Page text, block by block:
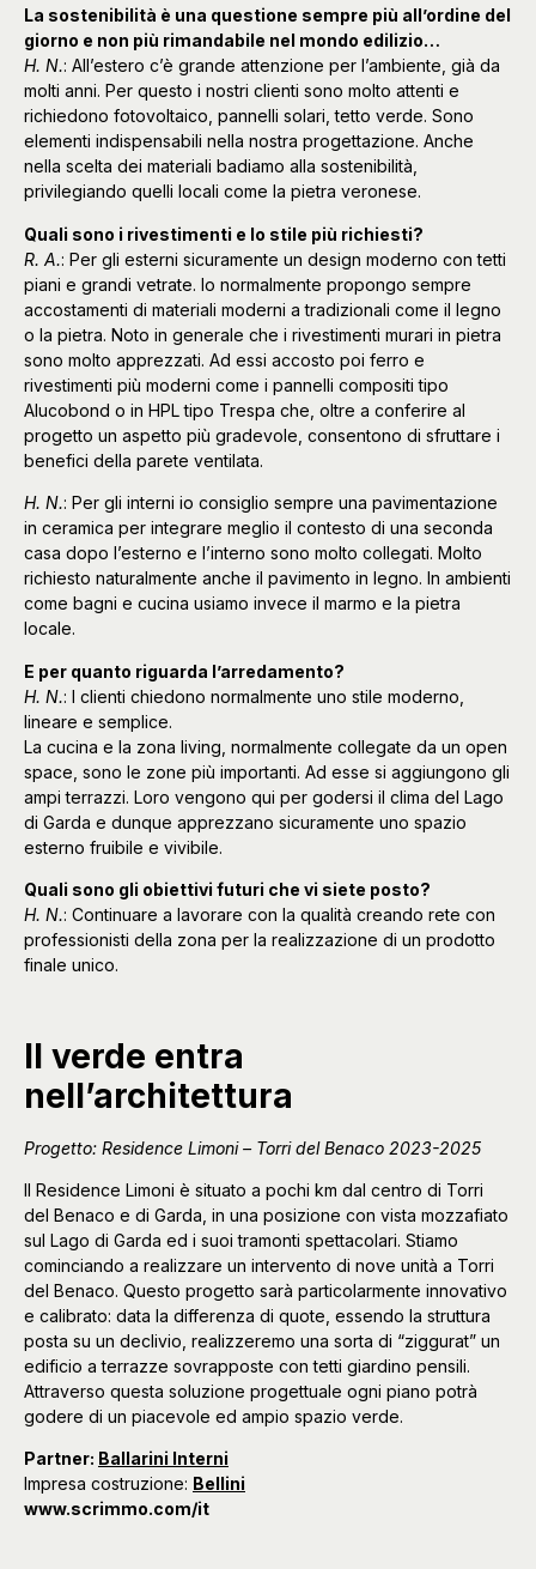
La sostenibilità è una questione sempre più all’ordine del
giorno e non più rimandabile nel mondo edilizio…
H. N.: All’estero c’è grande attenzione per l’ambiente, già da
molti anni. Per questo i nostri clienti sono molto attenti e
richiedono fotovoltaico, pannelli solari, tetto verde. Sono
elementi indispensabili nella nostra progettazione. Anche
nella scelta dei materiali badiamo alla sostenibilità,
privilegiando quelli locali come la pietra veronese.
Quali sono i rivestimenti e lo stile più richiesti?
R. A.: Per gli esterni sicuramente un design moderno con tetti
piani e grandi vetrate. Io normalmente propongo sempre
accostamenti di materiali moderni a tradizionali come il legno
o la pietra. Noto in generale che i rivestimenti murari in pietra
sono molto apprezzati. Ad essi accosto poi ferro e
rivestimenti più moderni come i pannelli compositi tipo
Alucobond o in HPL tipo Trespa che, oltre a conferire al
progetto un aspetto più gradevole, consentono di sfruttare i
benefici della parete ventilata.
H. N.: Per gli interni io consiglio sempre una pavimentazione
in ceramica per integrare meglio il contesto di una seconda
casa dopo l’esterno e l’interno sono molto collegati. Molto
richiesto naturalmente anche il pavimento in legno. In ambienti
come bagni e cucina usiamo invece il marmo e la pietra
locale.
E per quanto riguarda l’arredamento?
H. N.: I clienti chiedono normalmente uno stile moderno,
lineare e semplice.
La cucina e la zona living, normalmente collegate da un open
space, sono le zone più importanti. Ad esse si aggiungono gli
ampi terrazzi. Loro vengono qui per godersi il clima del Lago
di Garda e dunque apprezzano sicuramente uno spazio
esterno fruibile e vivibile.
Quali sono gli obiettivi futuri che vi siete posto?
H. N.: Continuare a lavorare con la qualità creando rete con
professionisti della zona per la realizzazione di un prodotto
finale unico.
Il verde entra
nell’architettura
Progetto: Residence Limoni – Torri del Benaco 2023-2025
Il Residence Limoni è situato a pochi km dal centro di Torri
del Benaco e di Garda, in una posizione con vista mozzafiato
sul Lago di Garda ed i suoi tramonti spettacolari. Stiamo
cominciando a realizzare un intervento di nove unità a Torri
del Benaco. Questo progetto sarà particolarmente innovativo
e calibrato: data la differenza di quote, essendo la struttura
posta su un declivio, realizzeremo una sorta di “ziggurat” un
edificio a terrazze sovrapposte con tetti giardino pensili.
Attraverso questa soluzione progettuale ogni piano potrà
godere di un piacevole ed ampio spazio verde.
Partner: Ballarini Interni
Impresa costruzione: Bellini
www.scrimmo.com/it